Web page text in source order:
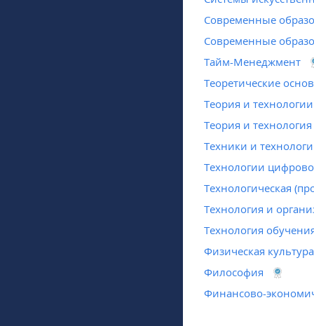
Современные
Современные
Тайм-Менеджмент
Теоретические
Теория и
Теория и
Техники и
Технологии
Технологическая
Технология и
Технология
Физическая
Философия
Финансово-